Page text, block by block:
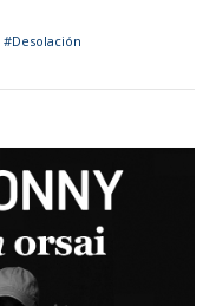
#Desolación